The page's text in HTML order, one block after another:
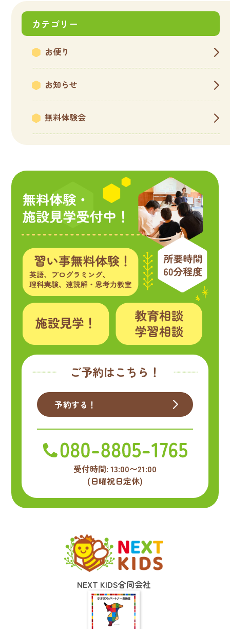
カテゴリー
お便り
お知らせ
無料体験会
ご予約はこちら！
予約する！
受付時間: 13:00〜21:00
(日曜祝日定休)
NEXT KIDS合同会社